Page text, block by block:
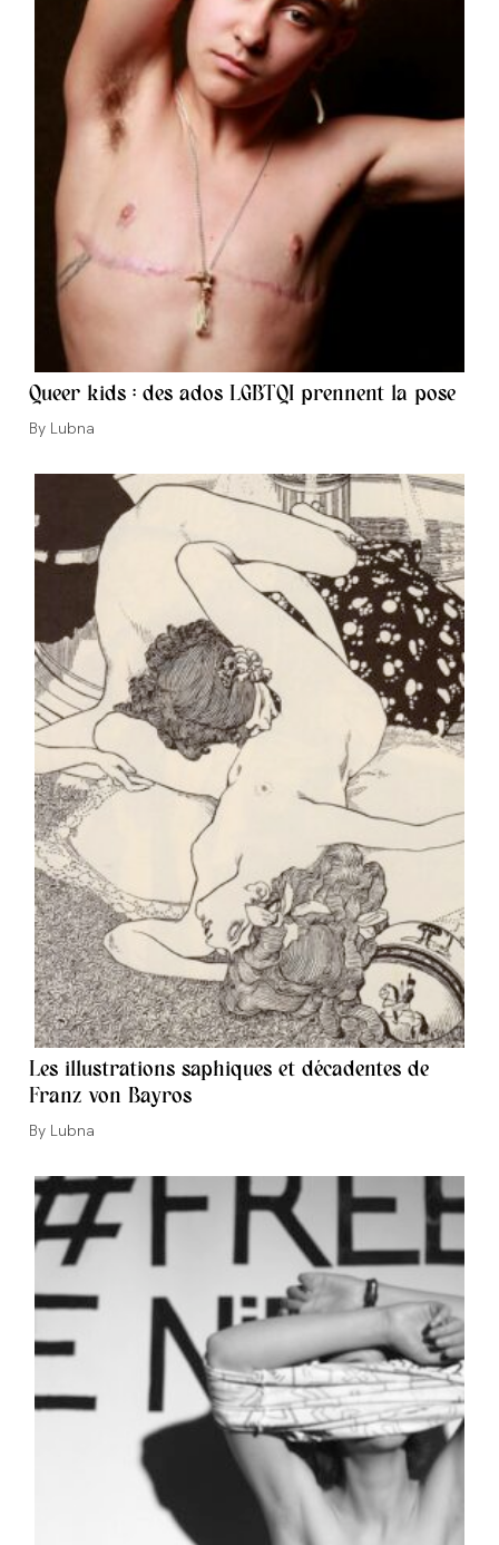
Queer kids : des ados LGBTQI prennent la pose
Auteur/autrice
la
Lubna
Les illustrations saphiques et décadentes de
Franz von Bayros
Auteur/autrice
la
publication :
Lubna